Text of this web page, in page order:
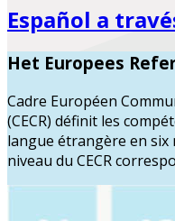
Español a
Het Europees
Cadre Européen
(CECR) définit les
langue étrangère en six
niveau du CECR